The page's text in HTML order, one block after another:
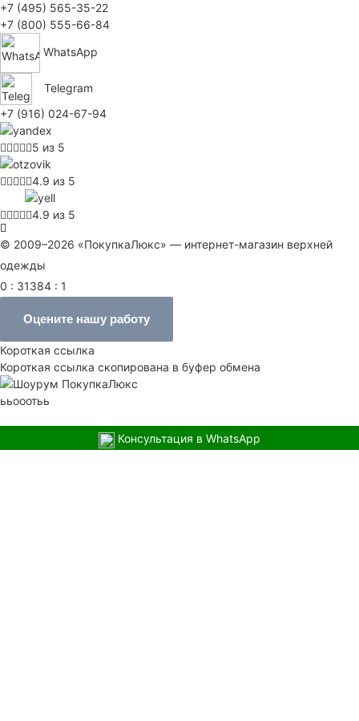
+7 (495) 565-35-22
+7 (800) 555-66-84
WhatsApp
Telegram
+7 (916) 024-67-94
5 из 5
4.9 из 5
4.9 из 5
© 2009–2026 «ПокупкаЛюкс» — интернет-магазин верхней
одежды
0 : 31384 : 1
Оцените нашу работу
Короткая ссылка
Короткая ссылка скопирована в буфер обмена
ььооотьь
Консультация в WhatsApp